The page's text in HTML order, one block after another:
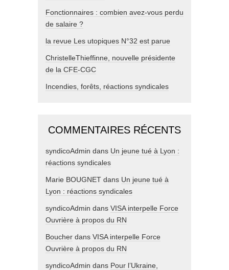
Fonctionnaires : combien avez-vous perdu
de salaire ?
la revue Les utopiques N°32 est parue
ChristelleThieffinne, nouvelle présidente
de la CFE-CGC
Incendies, forêts, réactions syndicales
COMMENTAIRES RÉCENTS
syndicoAdmin dans Un jeune tué à Lyon :
réactions syndicales
Marie BOUGNET dans Un jeune tué à
Lyon : réactions syndicales
syndicoAdmin dans VISA interpelle Force
Ouvrière à propos du RN
Boucher dans VISA interpelle Force
Ouvrière à propos du RN
syndicoAdmin dans Pour l’Ukraine,